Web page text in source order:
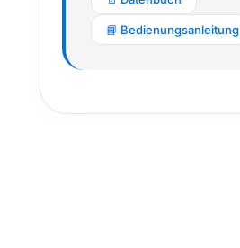
📘 Bedienungsanleitung